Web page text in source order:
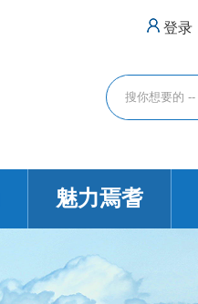
登录
魅力焉耆